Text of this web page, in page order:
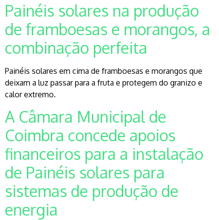
Painéis solares na produção
de framboesas e morangos, a
combinação perfeita
Painéis solares em cima de framboesas e morangos que
deixam a luz passar para a fruta e protegem do granizo e
calor extremo.
A Câmara Municipal de
Coimbra concede apoios
financeiros para a instalação
de Painéis solares para
sistemas de produção de
energia